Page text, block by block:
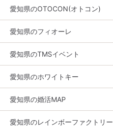
愛知県のOTOCON(オトコン)
愛知県のフィオーレ
愛知県のTMSイベント
愛知県のホワイトキー
愛知県の婚活MAP
愛知県のレインボーファクトリー